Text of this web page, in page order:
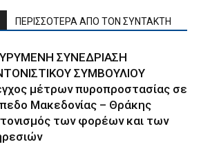
ΠΕΡΙΣΣΟΤΕΡΑ ΑΠΟ ΤΟΝ ΣΥΝΤΑΚΤΗ
ΣΥΝΕΔΡΙΑΣΗ
ΣΥΜΒΟΥΛΙΟΥ
μέτρων πυροπροστασίας σε
Μακεδονίας – Θράκης
των φορέων και των